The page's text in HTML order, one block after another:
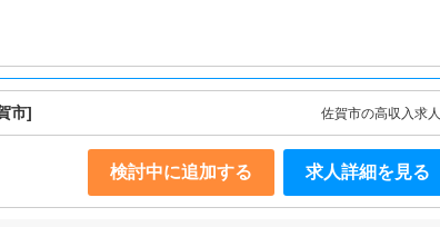
市] 佐賀市の高収入求人
検討中に追加する 求人詳細を見る